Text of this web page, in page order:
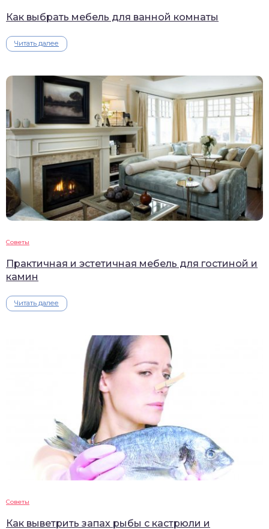
Как выбрать мебель для ванной комнаты
Читать далее
Советы
Практичная и эстетичная мебель для гостиной и
камин
Читать далее
Советы
Как выветрить запах рыбы с кастрюли и